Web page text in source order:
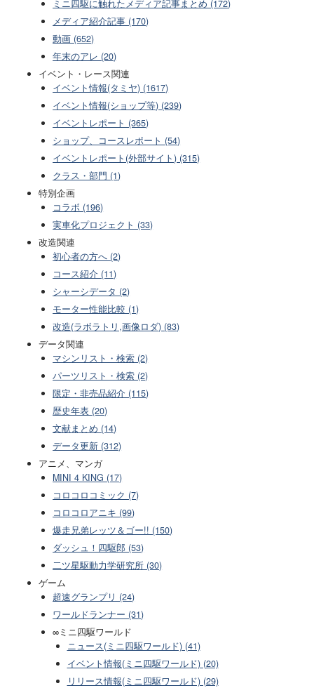
ミニ四駆に触れたメディア記事まとめ (172)
メディア紹介記事 (170)
動画 (652)
年末のアレ (20)
イベント・レース関連
イベント情報(タミヤ) (1617)
イベント情報(ショップ等) (239)
イベントレポート (365)
ショップ、コースレポート (54)
イベントレポート(外部サイト) (315)
クラス・部門 (1)
特別企画
コラボ (196)
実車化プロジェクト (33)
改造関連
初心者の方へ (2)
コース紹介 (11)
シャーシデータ (2)
モーター性能比較 (1)
改造(ラボラトリ,画像ロダ) (83)
データ関連
マシンリスト・検索 (2)
パーツリスト・検索 (2)
限定・非売品紹介 (115)
歴史年表 (20)
文献まとめ (14)
データ更新 (312)
アニメ、マンガ
MINI 4 KING (17)
コロコロコミック (7)
コロコロアニキ (99)
爆走兄弟レッツ＆ゴー!! (150)
ダッシュ！四駆郎 (53)
二ツ星駆動力学研究所 (30)
ゲーム
超速グランプリ (24)
ワールドランナー (31)
∞ミニ四駆ワールド
ニュース(ミニ四駆ワールド) (41)
イベント情報(ミニ四駆ワールド) (20)
リリース情報(ミニ四駆ワールド) (29)